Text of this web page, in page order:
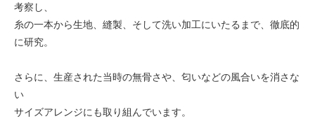
考察し、
糸の一本から生地、縫製、そして洗い加工にいたるまで、徹底的
に研究。
さらに、生産された当時の無骨さや、匂いなどの風合いを消さな
い
サイズアレンジにも取り組んでいます。